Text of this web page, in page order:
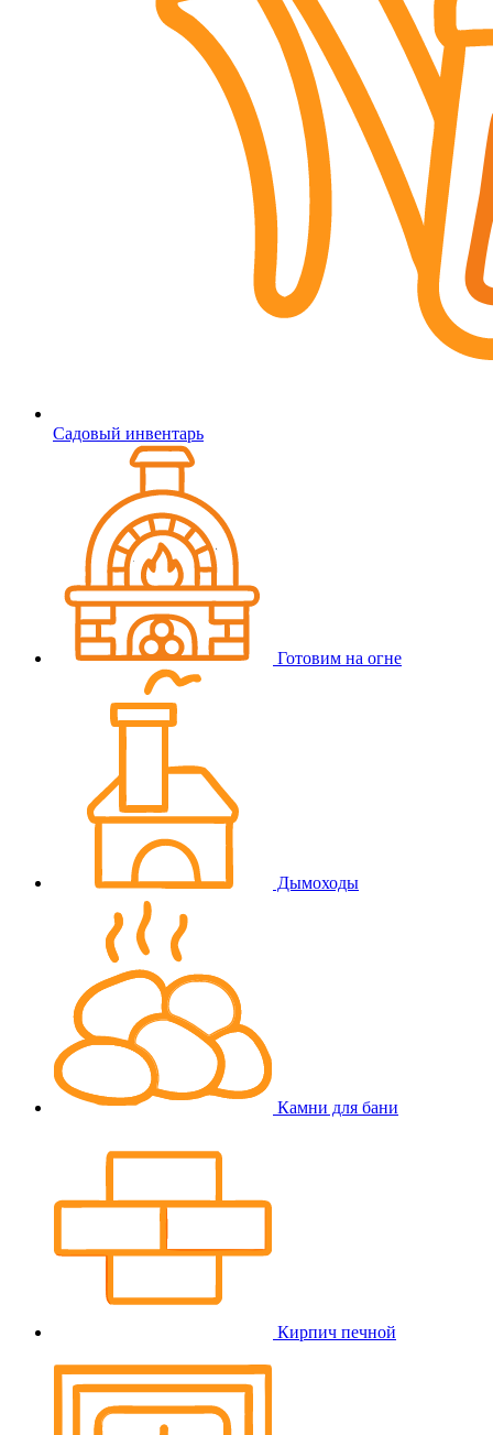
Садовый инвентарь
Готовим на огне
Дымоходы
Камни для бани
Кирпич печной